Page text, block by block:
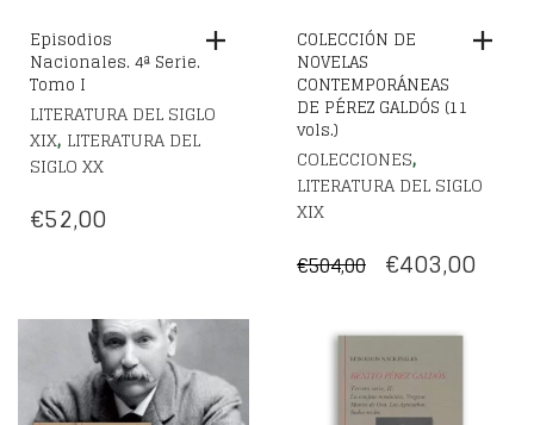
Episodios
Nacionales. 4ª Serie.
Tomo I
LITERATURA DEL SIGLO
XIX, LITERATURA DEL
SIGLO XX
€52,00
COLECCIÓN DE
NOVELAS
CONTEMPORÁNEAS
DE PÉREZ GALDÓS (11
vols.)
COLECCIONES,
LITERATURA DEL SIGLO
XIX
€504,00 EL
ORIGINAL
ERA:
€504,00.
€403,00